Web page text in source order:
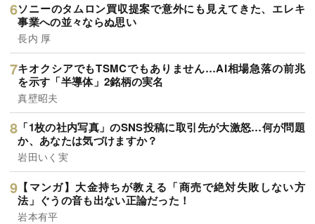
ソニーのタムロン買収提案で意外にも見えてきた、エレキ
事業への並々ならぬ思い
長内 厚
キオクシアでもTSMCでもありません…AI相場急落の前兆
を示す「半導体」2銘柄の実名
真壁昭夫
「1枚の社内写真」のSNS投稿に取引先が大激怒…何が問題
か、あなたは気づけますか？
岩田いく実
【マンガ】大金持ちが教える「商売で絶対失敗しない方
法」ぐうの音も出ない正論だった！
岩本有平